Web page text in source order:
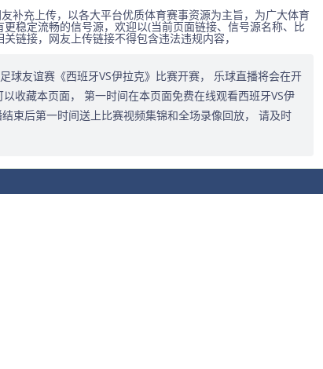
补充上传，以各大平台优质体育赛事资源为主旨，为广大体育
稳定流畅的信号源，欢迎以(当前页面链接、信号源名称、比
链接，网友上传链接不得包含违法违规内容，
球友谊赛《西班牙VS伊拉克》比赛开赛， 乐球直播将会在开
收藏本页面， 第一时间在本页面免费在线观看西班牙VS伊
束后第一时间送上比赛视频集锦和全场录像回放， 请及时